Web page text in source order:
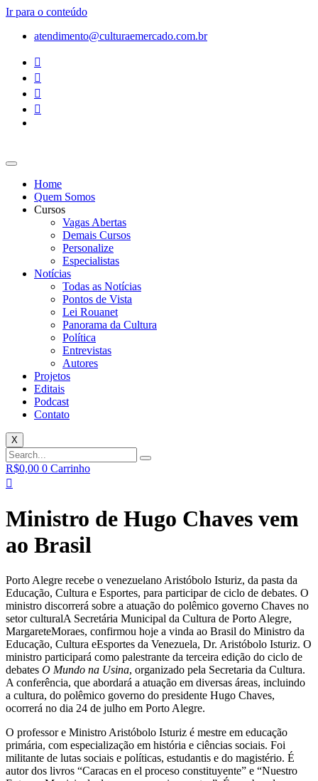
Ir para o conteúdo
atendimento@culturaemercado.com.br
Home
Quem Somos
Cursos
Vagas Abertas
Demais Cursos
Personalize
Especialistas
Notícias
Todas as Notícias
Pontos de Vista
Lei Rouanet
Panorama da Cultura
Política
Entrevistas
Autores
Projetos
Editais
Podcast
Contato
X
R$0,00 0 Carrinho
Ministro de Hugo Chaves vem
ao Brasil
Porto Alegre recebe o venezuelano Aristóbolo Isturiz, da pasta da
Educação, Cultura e Esportes, para participar de ciclo de debates. O
ministro discorrerá sobre a atuação do polêmico governo Chaves no
setor culturalA Secretária Municipal da Cultura de Porto Alegre,
MargareteMoraes, confirmou hoje a vinda ao Brasil do Ministro da
Educação, Cultura eEsportes da Venezuela, Dr. Aristóbolo Isturiz. O
ministro participará como palestrante da terceira edição do ciclo de
debates O Mundo na Usina, organizado pela Secretaria da Cultura.
A conferência, que abordará a atuação em diversas áreas, incluindo
a cultura, do polêmico governo do presidente Hugo Chaves,
ocorrerá no dia 24 de julho em Porto Alegre.
O professor e Ministro Aristóbolo Isturiz é mestre em educação
primária, com especialização em história e ciências sociais. Foi
militante de lutas sociais e políticas, estudantis e do magistério. É
autor dos livros “Caracas en el proceso constituyente” e “Nuestro